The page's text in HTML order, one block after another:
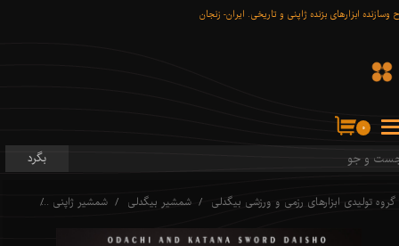
وسازنده ابزارهای برّنده ژاپنی و تاریخی. ایران- زنجان
۰
بگرد
گروه تولیدی ابزارهای رزمی و ورزشی بیگدلی شمشیر بیگدلی شمشیر ژاپنی